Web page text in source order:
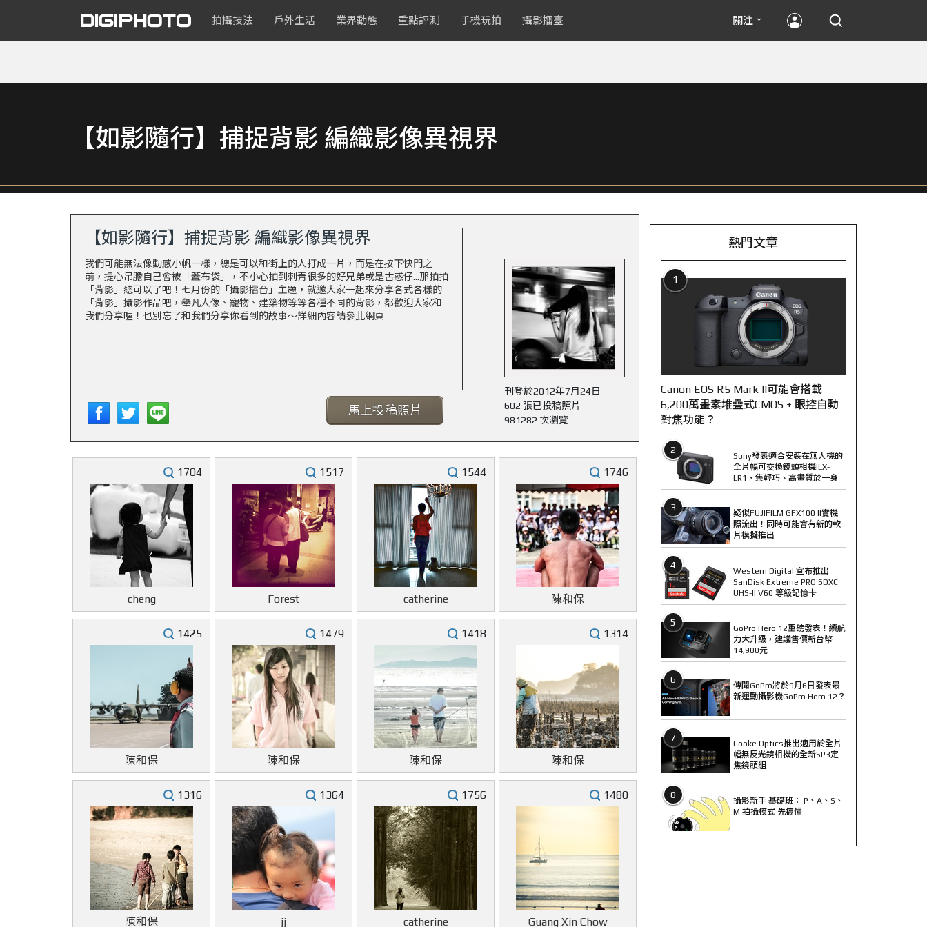
拍攝技法 戶外生活 業界動態 重點評測 手機玩拍 攝影擂臺 關注
【如影隨行】捕捉背影 編織影像異視界
【如影隨行】捕捉背影 編織影像異視界
我們可能無法像動感小帆一樣，總是可以和街上的人打成一片，而是在按下快門之
前，提心吊膽自己會被「蓋布袋」，不小心拍到刺青很多的好兄弟或是古惑仔...那拍拍
「背影」總可以了吧！七月份的「攝影擂台」主題，就邀大家一起來分享各式各樣的
「背影」攝影作品吧，舉凡人像、寵物、建築物等等各種不同的背影，都歡迎大家和
我們分享喔！也別忘了和我們分享你看到的故事～詳細內容請參此網頁
馬上投稿照片
刊登於2012年7月24日
602 張已投稿照片
981282 次瀏覽
1704
cheng
1517
Forest
1544
catherine
1746
陳和保
1425
陳和保
1479
陳和保
1418
陳和保
1314
陳和保
1316
陳和保
1364
jj
1756
catherine
1480
Guang Xin Chow
熱門文章
1
Canon EOS R5 Mark II可能會搭載
6,200萬畫素堆疊式CMOS + 眼控自動
對焦功能？
2
Sony發表適合安裝在無人機的
全片幅可交換鏡頭相機ILX-
LR1，集輕巧、高畫質於一身
3
疑似FUJIFILM GFX100 II實機
照流出！同時可能會有新的軟
片模擬推出
4
Western Digital 宣布推出
SanDisk Extreme PRO SDXC
UHS-II V60 等級記憶卡
5
GoPro Hero 12重磅發表！續航
力大升級，建議售價新台幣
14,900元
6
傳聞GoPro將於9月6日發表最
新運動攝影機GoPro Hero 12？
7
Cooke Optics推出適用於全片
幅無反光鏡相機的全新SP3定
焦鏡頭組
8
攝影新手 基礎班： P、A、S、
M 拍攝模式 先搞懂